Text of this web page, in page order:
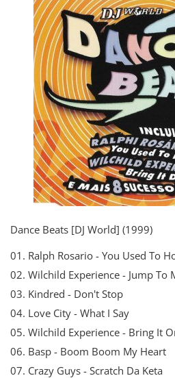
Games
Web
Música
Jogos hoje na TV
Dance Beats [DJ World] (1999)
01. Ralph Rosario - You Used To
02. Wilchild Experience - Jump To
03. Kindred - Don't Stop
04. Love City - What I Say
05. Wilchild Experience - Bring It
06. Basp - Boom Boom My Heart
07. Crazy Guys - Scratch Da Keta